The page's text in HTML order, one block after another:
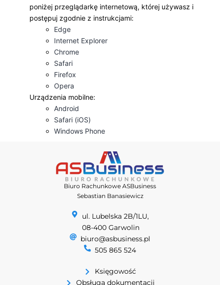
poniżej przeglądarkę internetową, której używasz i
postępuj zgodnie z instrukcjami:
Edge
Internet Explorer
Chrome
Safari
Firefox
Opera
Urządzenia mobilne:
Android
Safari (iOS)
Windows Phone
Biuro Rachunkowe ASBusiness
Sebastian Banasiewicz
ul. Lubelska 2B/1LU,
08-400 Garwolin
biuro@asbusiness.pl
505 865 524
Księgowość
Obsługa dokumentacji